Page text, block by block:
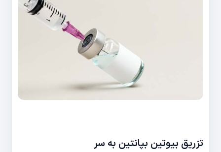
تزریق بیوتین بپانتین به سر